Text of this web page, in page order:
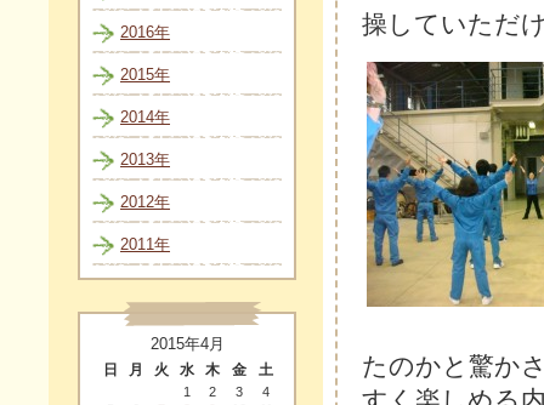
操していただ
たのかと驚か
すく楽しめる
2016年
2015年
2014年
2013年
2012年
2011年
2015年4月
日 月 火 水 木 金 土
1 2 3
4